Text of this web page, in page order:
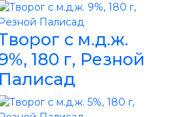
с м.д.ж.
180 г, Резной